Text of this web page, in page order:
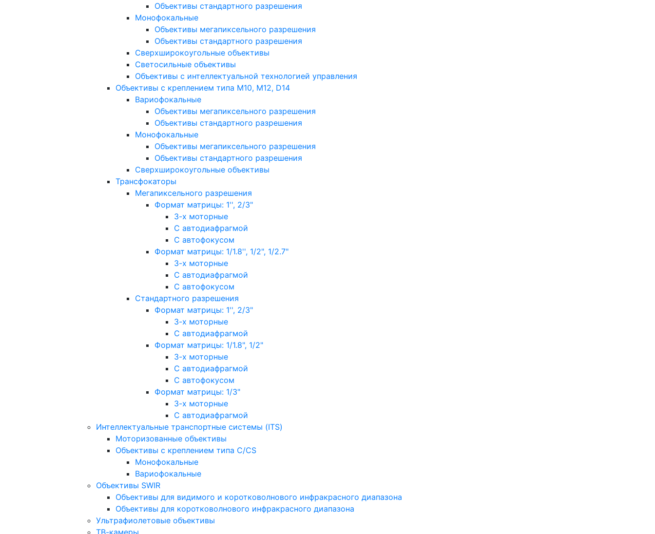
Объективы стандартного разрешения
Монофокальные
Объективы мегапиксельного разрешения
Объективы стандартного разрешения
Сверхширокоугольные объективы
Светосильные объективы
Объективы с интеллектуальной технологией управления
Объективы с креплением типа M10, M12, D14
Вариофокальные
Объективы мегапиксельного разрешения
Объективы стандартного разрешения
Монофокальные
Объективы мегапиксельного разрешения
Объективы стандартного разрешения
Сверхширокоугольные объективы
Трансфокаторы
Мегапиксельного разрешения
Формат матрицы: 1'', 2/3"
3-х моторные
С автодиафрагмой
С автофокусом
Формат матрицы: 1/1.8'', 1/2", 1/2.7"
3-х моторные
С автодиафрагмой
С автофокусом
Стандартного разрешения
Формат матрицы: 1'', 2/3"
3-х моторные
С автодиафрагмой
Формат матрицы: 1/1.8", 1/2"
3-х моторные
С автодиафрагмой
С автофокусом
Формат матрицы: 1/3"
3-х моторные
С автодиафрагмой
Интеллектуальные транспортные системы (ITS)
Моторизованные объективы
Объективы с креплением типа C/CS
Монофокальные
Вариофокальные
Объективы SWIR
Объективы для видимого и коротковолнового инфракрасного диапазона
Объективы для коротковолнового инфракрасного диапазона
Ультрафиолетовые объективы
ТВ-камеры